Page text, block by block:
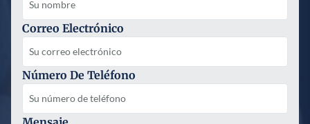
Correo Electrónico
Número De Teléfono